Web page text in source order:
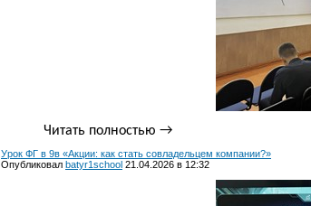
Читать полностью→
Урок ФГ в 9в «Акции: как стать совладельцем компании?»
Опубликовал batyr1school 21.04.2026 в 12:32